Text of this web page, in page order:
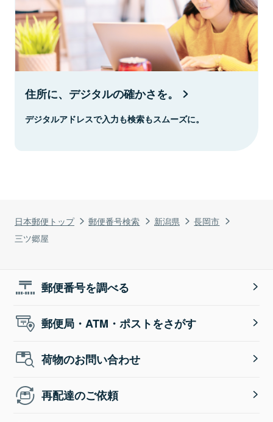
日本郵便トップ 郵便番号検索 新潟県
長岡市
三ツ郷屋
住所に、デジタルの確かさを。
デジタルアドレスで入力も検索もスムーズに。
郵便番号を調べる
郵便局・ATM・ポストをさがす
荷物のお問い合わせ
再配達のご依頼